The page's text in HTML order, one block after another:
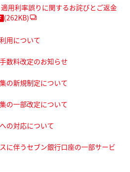
用利率誤りに関するお詫びとご返金
(262KB)
用について
数料改定のお知らせ
の新規制定について
の一部改定について
の対応について
に伴うセブン銀行口座の一部サービ